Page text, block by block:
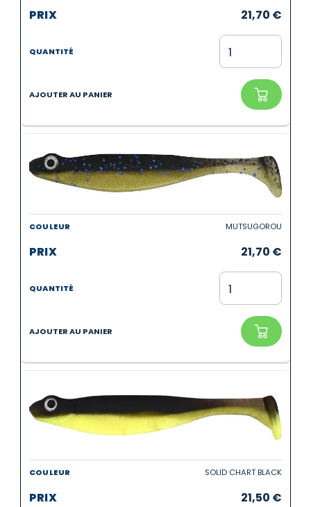
21,70 €
MUTSUGOROU
21,70 €
SOLID CHART BLACK
21,50 €